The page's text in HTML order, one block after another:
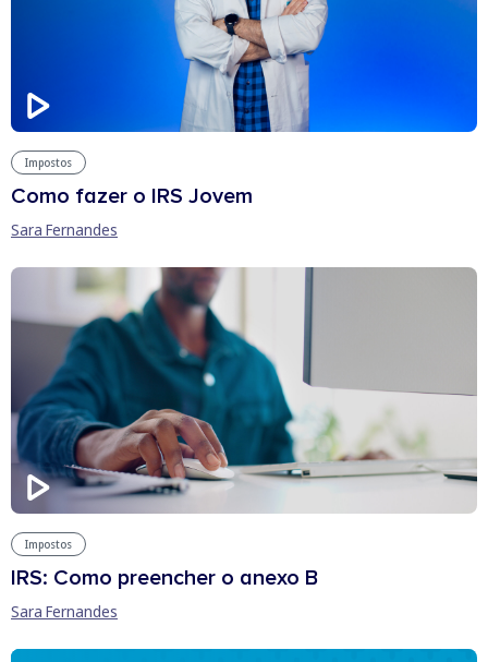
Impostos
Como fazer o IRS Jovem
Sara Fernandes
Impostos
IRS: Como preencher o anexo B
Sara Fernandes